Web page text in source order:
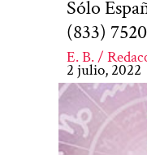
Sólo
(833)
E. B. /
2 julio, 2022